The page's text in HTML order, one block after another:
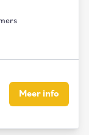
Meer info